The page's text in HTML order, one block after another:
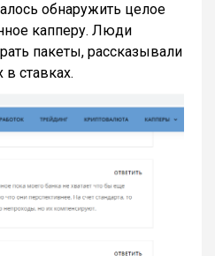
обнаружить целое
капперу. Люди
пакеты, рассказывали
в ставках.